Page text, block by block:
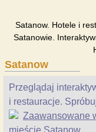
Satanow. Hotele i
Satanowie.
Satanow
Przeglądaj
i restauracje.
Zaawansowane
mieście Satanow